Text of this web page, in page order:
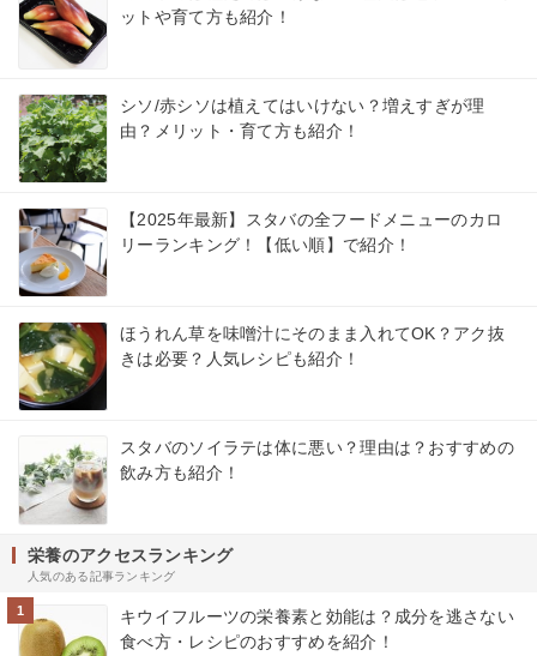
ットや育て方も紹介！
シソ/赤シソは植えてはいけない？増えすぎが理
由？メリット・育て方も紹介！
【2025年最新】スタバの全フードメニューのカロ
リーランキング！【低い順】で紹介！
ほうれん草を味噌汁にそのまま入れてOK？アク抜
きは必要？人気レシピも紹介！
スタバのソイラテは体に悪い？理由は？おすすめの
飲み方も紹介！
栄養のアクセスランキング
人気のある記事ランキング
1
キウイフルーツの栄養素と効能は？成分を逃さない
食べ方・レシピのおすすめを紹介！